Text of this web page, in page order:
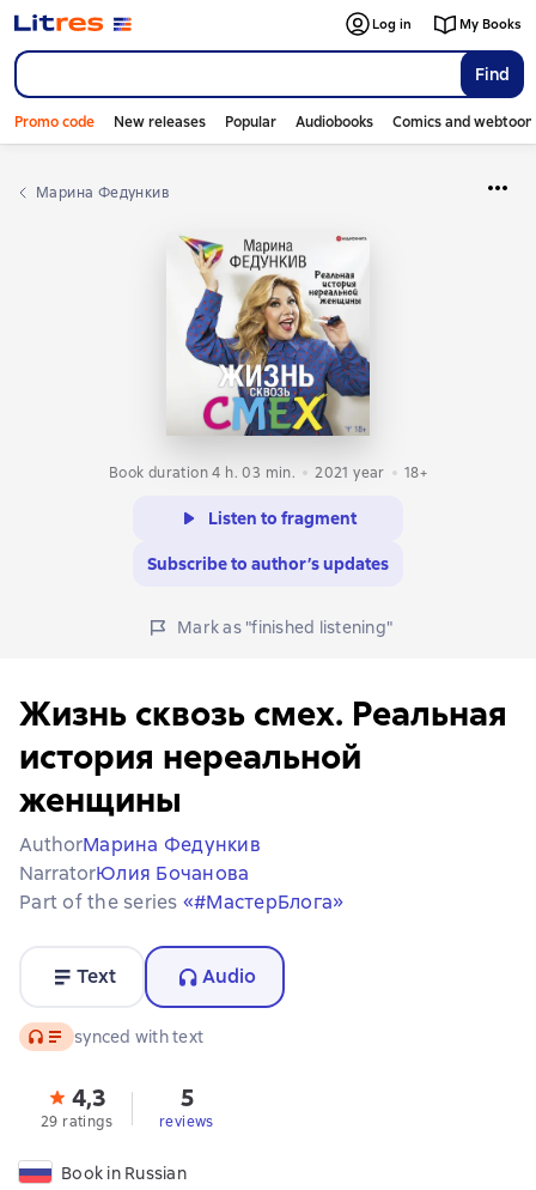
Find
Log in My Books
Promo code New releases Popular Audiobooks Comics and
Марина Федункив
Book duration 4 h. 03 min. 2021 year 18+
Listen to fragment
Subscribe to author’s updates
Mark as "finished listening"
Жизнь сквозь смех. Реальная
история нереальной
женщины
AuthorМарина Федункив
NarratorЮлия Бочанова
Part of the series «#МастерБлога»
Text Audio
Audio synced with text
4,3
29 ratings
5
reviews
Book in Russian